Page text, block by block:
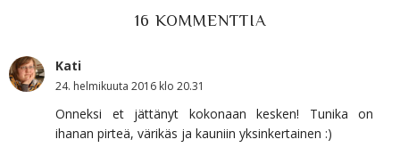
16 KOMMENTTIA
Kati
24. helmikuuta 2016 klo 20.31
Onneksi et jättänyt kokonaan kesken! Tunika on
ihanan pirteä, värikäs ja kauniin yksinkertainen :)